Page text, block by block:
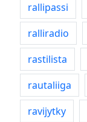
rallipassi
ralliradio
rastilista
rautaliiga
ravijytky